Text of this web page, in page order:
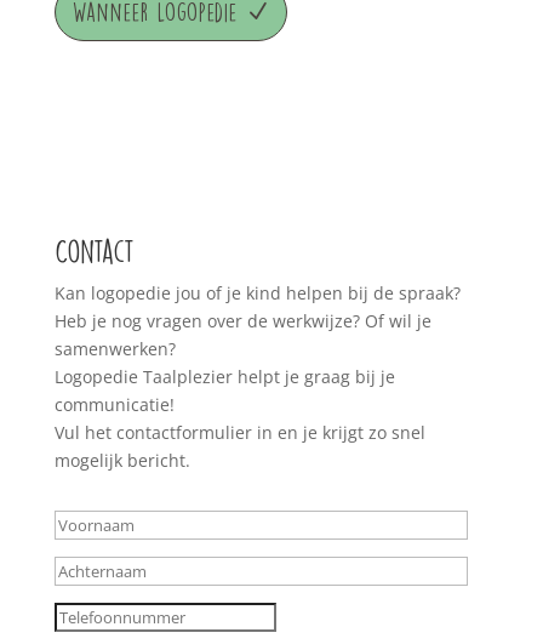
Wanneer Logopedie
Contact
Kan logopedie jou of je kind helpen bij de spraak?
Heb je nog vragen over de werkwijze? Of wil je
samenwerken?
Logopedie Taalplezier helpt je graag bij je
communicatie!
Vul het contactformulier in en je krijgt zo snel
mogelijk bericht.